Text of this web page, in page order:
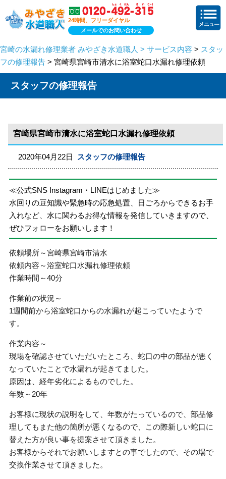
24時間、フリーダイヤル
メールでのお問い合わせ
宮崎の水漏れ修理業者 みやざき水道職人 > サービス内容 > スタッ
フの修理報告 > 宮崎県宮崎市清水に浴室蛇口水漏れ修理依頼
スタッフの修理報告
宮崎県宮崎市清水に浴室蛇口水漏れ修理依頼
2020年04月22日 スタッフの修理報告
≪公式SNS Instagram・LINEはじめました≫
水回りの豆知識や緊急時の応急処置、日ごろからできるお手
入れなど、水に関わるお得な情報を発信していきますので、
ぜひフォローをお願いします！
依頼場所～宮崎県宮崎市清水
依頼内容～浴室蛇口水漏れ修理依頼
作業時間～40分
作業前の状況～
1週間前から浴室蛇口からの水漏れが起こっていたようで
す。
作業内容～
現場を確認させていただいたところ、蛇口の中の部品が悪く
なっていたことで水漏れが起きてました。
原因は、経年劣化によるものでした。
年数～20年
お客様に現状の説明をして、年数がたっているので、部品修
理してもまた他の箇所が悪くなるので、この際新しい蛇口に
替えた方が良い事を提案させて頂きました。
お客様からそれでお願いしますとの事でしたので、その場で
交換作業させて頂きました。